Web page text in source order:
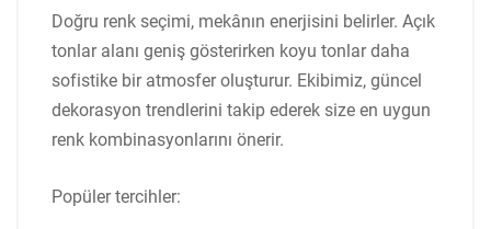
Doğru renk seçimi, mekânın enerjisini belirler. Açık
tonlar alanı geniş gösterirken koyu tonlar daha
sofistike bir atmosfer oluşturur. Ekibimiz, güncel
dekorasyon trendlerini takip ederek size en uygun
renk kombinasyonlarını önerir.
Popüler tercihler: